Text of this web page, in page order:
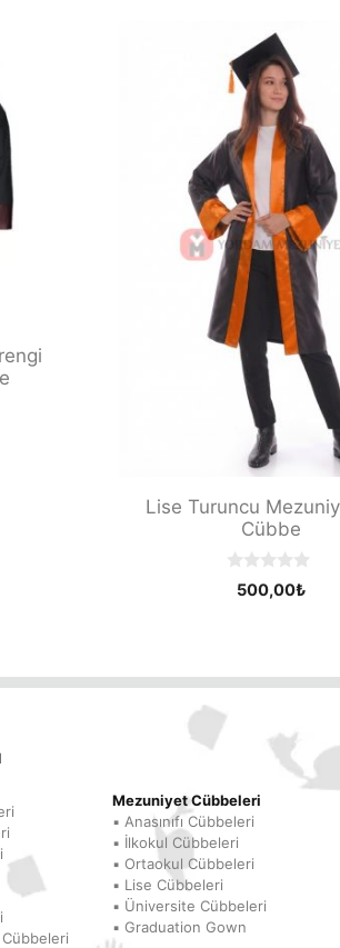
Lise Turuncu
Cübbe
5
500,00₺
Mezuniyet Cübbeleri
▪ Anasınıfı Cübbeleri
▪ İlkokul Cübbeleri
▪ Ortaokul Cübbeleri
▪ Lise Cübbeleri
▪ Üniversite Cübbeleri
▪ Graduation Gown